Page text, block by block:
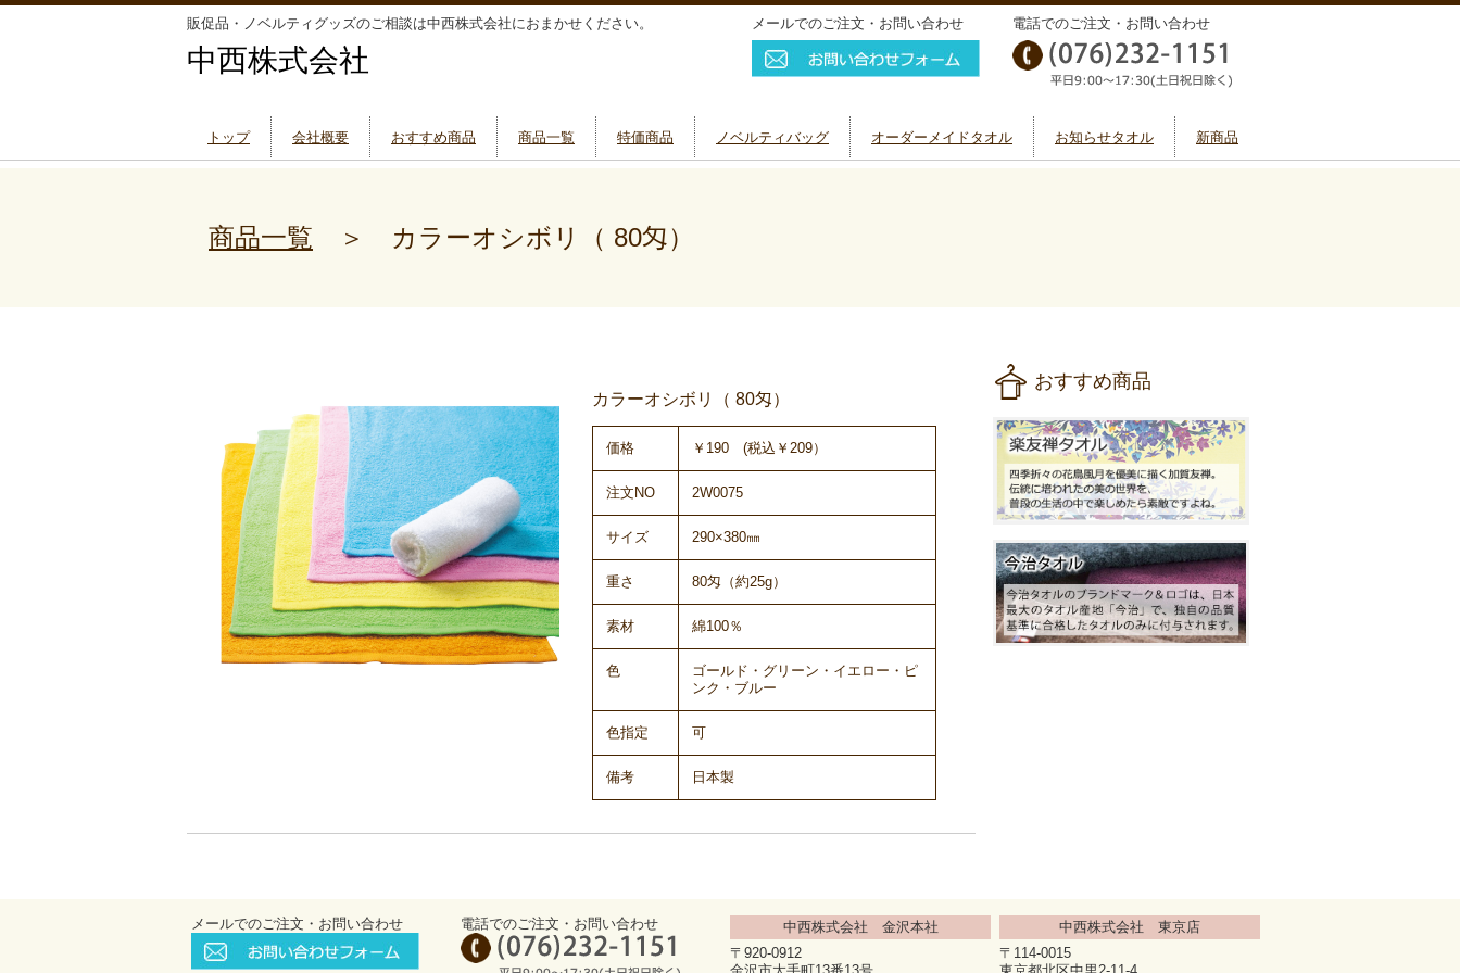
販促品・ノベルティグッズのご相談は中西株式会社におまかせください。
中西株式会社
メールでのご注文・お問い合わせ 電話でのご注文・お問い合わせ
トップ 会社概要 おすすめ商品 商品一覧 特価商品 ノベルティバッグ オーダーメイドタオル お知らせタオル 新商品
商品一覧 ＞ カラーオシボリ（ 80匁）
カラーオシボリ（ 80匁）
価格 ￥190 (税込￥209）
注文NO 2W0075
サイズ 290×380㎜
重さ 80匁（約25g）
素材 綿100％
色
ゴールド・グリーン・イエロー・ピ
ンク・ブルー
色指定 可
備考 日本製
おすすめ商品
メールでのご注文・お問い合わせ 電話でのご注文・お問い合わせ
中西株式会社 金沢本社
〒920-0912
中西株式会社 東京店
〒114-0015